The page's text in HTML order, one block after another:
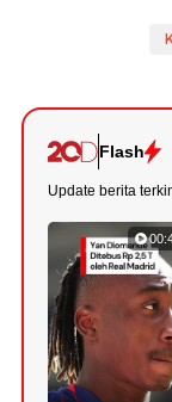
Flash
Update berita